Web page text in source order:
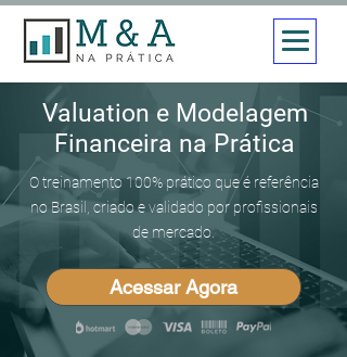
Valuation e Modelagem
Financeira na Prática
O treinamento 100% prático que é referência
no Brasil, criado e validado por profissionais
de mercado.
Acessar Agora